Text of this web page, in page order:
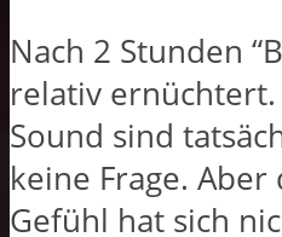
Nach 2 Stunden
relativ
Sound sind
keine Frage. Aber
Gefühl hat sich